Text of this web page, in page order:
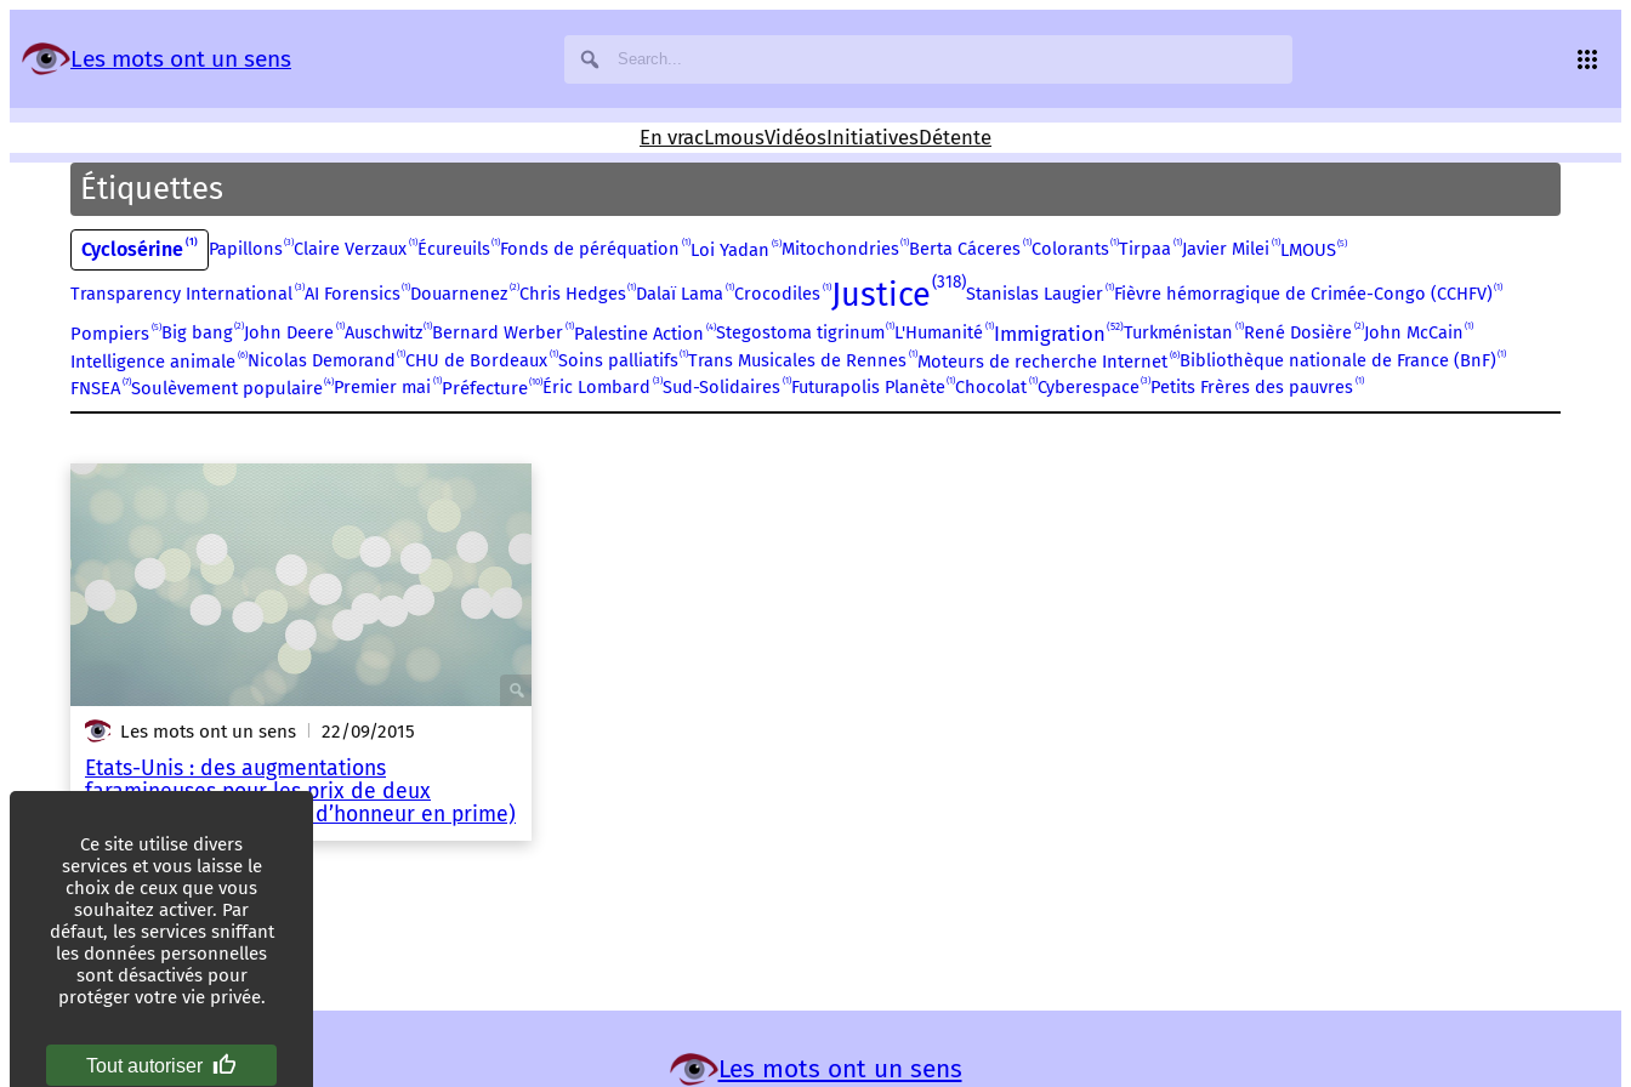
Les mots ont un sens
En vracLmousVidéosInitiativesDétente
Étiquettes
Cyclosérine 1 Papillons 3 Claire Verzaux 1 Écureuils 1 Fonds de péréquation 1 Loi Yadan 5 Mitochondries 1 Berta Cáceres 1 Colorants 1 Tirpaa 1 Javier Milei 1 LMOUS 5
Transparency International 3 AI Forensics 1 Douarnenez 2 Chris Hedges 1 Dalaï Lama 1 Crocodiles 1 Justice 318
Stanislas Laugier 1 Fièvre hémorragique de Crimée-Congo (CCHFV) 1
Pompiers 5 Big bang 2 John Deere 1 Auschwitz 1 Bernard Werber 1 Palestine Action 4 Stegostoma tigrinum 1 L'Humanité 1 Immigration 52 Turkménistan 1 René Dosière 2 John McCain 1
Intelligence animale 6 Nicolas Demorand 1 CHU de Bordeaux 1 Soins palliatifs 1 Trans Musicales de Rennes 1 Moteurs de recherche Internet 6 Bibliothèque nationale de France (BnF) 1
FNSEA 7 Soulèvement populaire 4 Premier mai 1 Préfecture 10 Éric Lombard 3 Sud-Solidaires 1 Futurapolis Planète 1 Chocolat 1 Cyberespace 3 Petits Frères des pauvres 1
Les mots ont un sens 22/09/2015
Etats-Unis : des augmentations
faramineuses pour les prix de deux
médicaments (un doigt d’honneur en prime)
Les mots ont un sens
Panneau de gestion des services
Ce site utilise divers
services et vous laisse le
choix de ceux que vous
souhaitez activer. Par
défaut, les services sniffant
les données personnelles
sont désactivés pour
protéger votre vie privée.
Tout autoriser